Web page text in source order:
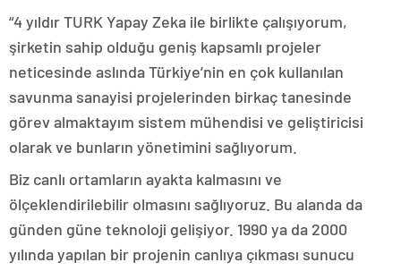
“4 yıldır TURK Yapay Zeka ile birlikte çalışıyorum,
şirketin sahip olduğu geniş kapsamlı projeler
neticesinde aslında Türkiye’nin en çok kullanılan
savunma sanayisi projelerinden birkaç tanesinde
görev almaktayım sistem mühendisi ve geliştiricisi
olarak ve bunların yönetimini sağlıyorum.
Biz canlı ortamların ayakta kalmasını ve
ölçeklendirilebilir olmasını sağlıyoruz. Bu alanda da
günden güne teknoloji gelişiyor. 1990 ya da 2000
yılında yapılan bir projenin canlıya çıkması sunucu